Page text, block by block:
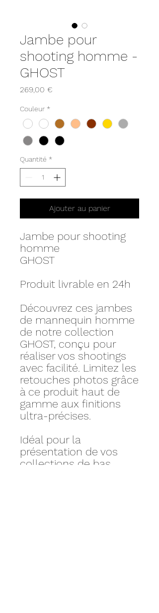
Jambe pour
shooting homme -
GHOST
269,00 €
Couleur *
Quantité *
Ajouter au panier
Jambe pour shooting
homme
GHOST
Produit livrable en 24h
Découvrez ces jambes
de mannequin homme
de notre collection
GHOST, conçu pour
réaliser vos shootings
avec facilité. Limitez les
retouches photos grâce
à ce produit haut de
gamme aux finitions
ultra-précises.
Idéal pour la
présentation de vos
collections de bas